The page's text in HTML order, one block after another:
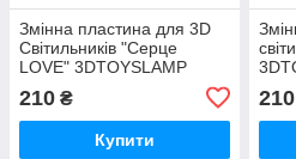
Змінна пластина для 3D
Світильників "Серце
LOVE" 3DTOYSLAMP
210₴
Купити
210